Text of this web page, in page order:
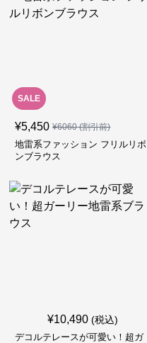
SALE
¥5,450 ¥6060(割引前)
地雷系ファッション フリルリボ
ンブラウス
¥10,490 (税込)
デコルテレースが可愛い！超ガ